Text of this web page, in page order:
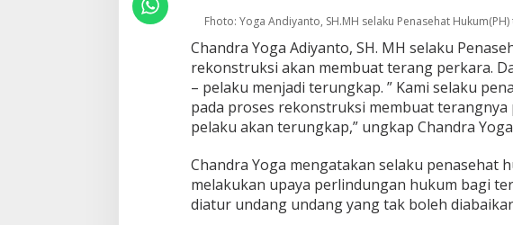
s
G
,
C
h
a
n
r
a
Y
Fhoto: Yoga Andiyanto, SH.MH selaku Penasehat
Chandra Yoga Adiyanto, SH. MH selaku
rekonstruksi akan membuat terang perkara.
– pelaku menjadi terungkap. ” Kami selaku
pada proses rekonstruksi membuat
pelaku akan terungkap,” ungkap Chandra
Chandra Yoga mengatakan selaku penasehat
melakukan upaya perlindungan hukum bagi
diatur undang undang yang tak boleh